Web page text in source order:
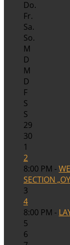
Do.
Fr.
Sa.
So.
M
D
M
D
F
S
S
29
30
1
2
8:00 PM -
SECTION
3
4
8:00 PM -
5
6